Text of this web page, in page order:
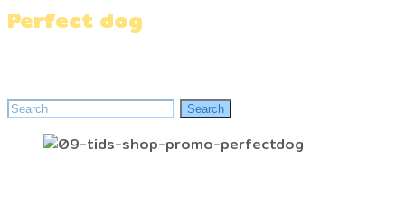
Perfect dog
Search
Search